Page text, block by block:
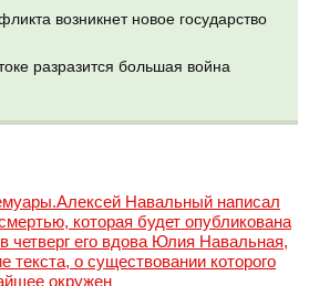
возникнет новое государство
разразится большая война
Навальный написал
которая будет опубликована
четверг его вдова Юлия Навальная,
текста, о существовании которого
окружен